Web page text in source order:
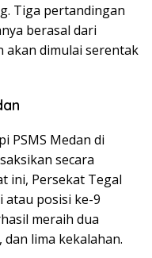
Tiga pertandingan
berasal dari
akan dimulai serentak
PSMS Medan di
secara
ini, Persekat Tegal
atau posisi ke-9
meraih dua
lima kekalahan.